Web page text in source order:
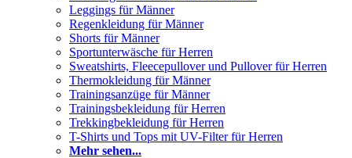
Leggings für Männer
Regenkleidung für Männer
Shorts für Männer
Sportunterwäsche für Herren
Sweatshirts, Fleecepullover und Pullover für Herren
Thermokleidung für Männer
Trainingsanzüge für Männer
Trainingsbekleidung für Herren
Trekkingbekleidung für Herren
T-Shirts und Tops mit UV-Filter für Herren
Mehr sehen...